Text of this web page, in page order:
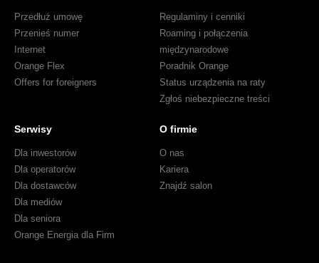
Przedłuż umowę
Przenieś numer
Internet
Orange Flex
Offers for foreigners
Regulaminy i cenniki
Roaming i połączenia
międzynarodowe
Poradnik Orange
Status urządzenia na raty
Zgłoś niebezpieczne treści
Serwisy
Dla inwestorów
Dla operatorów
Dla dostawców
Dla mediów
Dla seniora
Orange Energia dla Firm
O firmie
O nas
Kariera
Znajdź salon